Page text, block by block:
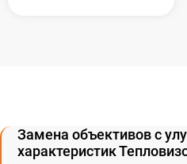
Замена объективов с
характеристик